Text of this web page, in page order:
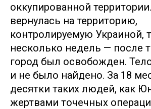
оккупированной
вернулась на территорию,
контролируемую Украиной,
несколько недель — после
город был освобожден.
и не было найдено. За 18
десятки таких людей, как
жертвами точечных